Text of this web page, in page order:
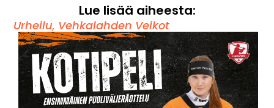
Lue lisää aiheesta:
Urheilu, Vehkalahden Veikot